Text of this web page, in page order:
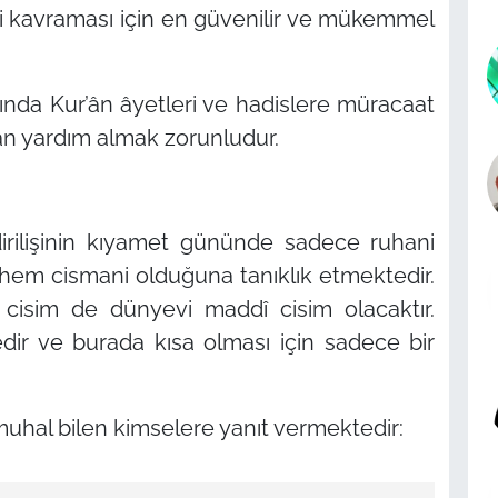
kavraması için en güvenilir ve mükemmel
Kur’ân âyetleri ve hadislere müracaat
yardım almak zorunludur.
kıyamet gününde sadece ruhani
cismani olduğuna tanıklık etmektedir.
de dünyevi maddî cisim olacaktır.
ve burada kısa olması için sadece bir
bilen kimselere yanıt vermektedir: